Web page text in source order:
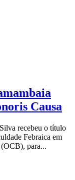
Causa
recebeu o título
Febraica em
para...